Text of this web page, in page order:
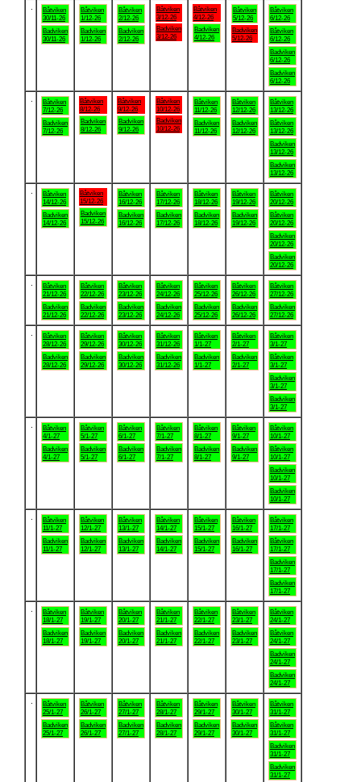
Båtviken
30/11-26
Badviken
30/11-26
Båtviken
1/12-26
Badviken
1/12-26
Båtviken
2/12-26
Badviken
2/12-26
Båtviken
3/12-26
Badviken
3/12-26
Båtviken
4/12-26
Badviken
4/12-26
Båtviken
5/12-26
Badviken
5/12-26
Båtviken
6/12-26
Båtviken
6/12-26
Badviken
6/12-26
Badviken
6/12-26
Båtviken
7/12-26
Badviken
7/12-26
Båtviken
8/12-26
Badviken
8/12-26
Båtviken
9/12-26
Badviken
9/12-26
Båtviken
10/12-26
Badviken
10/12-26
Båtviken
11/12-26
Badviken
11/12-26
Båtviken
12/12-26
Badviken
12/12-26
Båtviken
13/12-26
Båtviken
13/12-26
Badviken
13/12-26
Badviken
13/12-26
Båtviken
14/12-26
Badviken
14/12-26
Båtviken
15/12-26
Badviken
15/12-26
Båtviken
16/12-26
Badviken
16/12-26
Båtviken
17/12-26
Badviken
17/12-26
Båtviken
18/12-26
Badviken
18/12-26
Båtviken
19/12-26
Badviken
19/12-26
Båtviken
20/12-26
Båtviken
20/12-26
Badviken
20/12-26
Badviken
20/12-26
Båtviken
21/12-26
Badviken
21/12-26
Båtviken
22/12-26
Badviken
22/12-26
Båtviken
23/12-26
Badviken
23/12-26
Båtviken
24/12-26
Badviken
24/12-26
Båtviken
25/12-26
Badviken
25/12-26
Båtviken
26/12-26
Badviken
26/12-26
Båtviken
27/12-26
Badviken
27/12-26
Båtviken
28/12-26
Badviken
28/12-26
Båtviken
29/12-26
Badviken
29/12-26
Båtviken
30/12-26
Badviken
30/12-26
Båtviken
31/12-26
Badviken
31/12-26
Båtviken
1/1-27
Badviken
1/1-27
Båtviken
2/1-27
Badviken
2/1-27
Båtviken
3/1-27
Båtviken
3/1-27
Badviken
3/1-27
Badviken
3/1-27
Båtviken
4/1-27
Badviken
4/1-27
Båtviken
5/1-27
Badviken
5/1-27
Båtviken
6/1-27
Badviken
6/1-27
Båtviken
7/1-27
Badviken
7/1-27
Båtviken
8/1-27
Badviken
8/1-27
Båtviken
9/1-27
Badviken
9/1-27
Båtviken
10/1-27
Båtviken
10/1-27
Badviken
10/1-27
Badviken
10/1-27
Båtviken
11/1-27
Badviken
11/1-27
Båtviken
12/1-27
Badviken
12/1-27
Båtviken
13/1-27
Badviken
13/1-27
Båtviken
14/1-27
Badviken
14/1-27
Båtviken
15/1-27
Badviken
15/1-27
Båtviken
16/1-27
Badviken
16/1-27
Båtviken
17/1-27
Båtviken
17/1-27
Badviken
17/1-27
Badviken
17/1-27
Båtviken
18/1-27
Badviken
18/1-27
Båtviken
19/1-27
Badviken
19/1-27
Båtviken
20/1-27
Badviken
20/1-27
Båtviken
21/1-27
Badviken
21/1-27
Båtviken
22/1-27
Badviken
22/1-27
Båtviken
23/1-27
Badviken
23/1-27
Båtviken
24/1-27
Båtviken
24/1-27
Badviken
24/1-27
Badviken
24/1-27
Båtviken
25/1-27
Badviken
25/1-27
Båtviken
26/1-27
Badviken
26/1-27
Båtviken
27/1-27
Badviken
27/1-27
Båtviken
28/1-27
Badviken
28/1-27
Båtviken
29/1-27
Badviken
29/1-27
Båtviken
30/1-27
Badviken
30/1-27
Båtviken
31/1-27
Båtviken
31/1-27
Badviken
31/1-27
Badviken
31/1-27